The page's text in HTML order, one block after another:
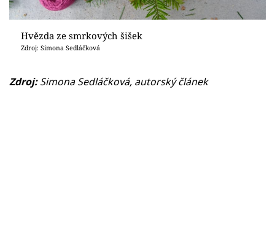
Hvězda ze smrkových šišek
Zdroj: Simona Sedláčková
Zdroj:Simona Sedláčková, autorský článek